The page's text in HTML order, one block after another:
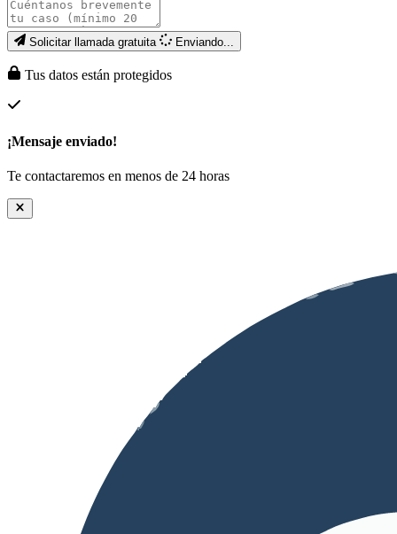
Solicitar llamada gratuita Enviando...
Tus datos están protegidos
¡Mensaje enviado!
Te contactaremos en menos de 24 horas